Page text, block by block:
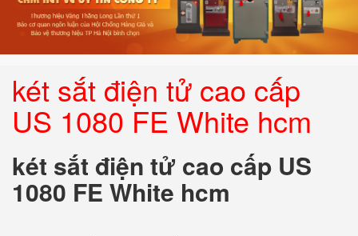
két sắt điện tử cao cấp
US 1080 FE White hcm
két sắt điện tử cao cấp US
1080 FE White hcm